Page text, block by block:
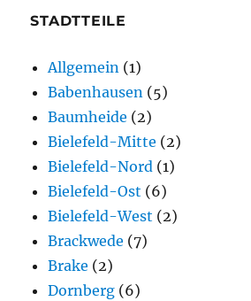
STADTTEILE
Allgemein (1)
Babenhausen (5)
Baumheide (2)
Bielefeld-Mitte (2)
Bielefeld-Nord (1)
Bielefeld-Ost (6)
Bielefeld-West (2)
Brackwede (7)
Brake (2)
Dornberg (6)